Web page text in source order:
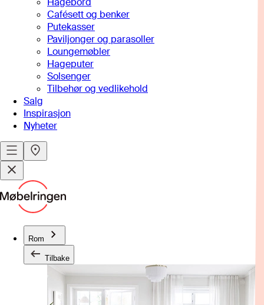
Cafésett og benker
Putekasser
Paviljonger og parasoller
Loungemøbler
Hageputer
Solsenger
Tilbehør og vedlikehold
Salg
Inspirasjon
Nyheter
Rom
Tilbake